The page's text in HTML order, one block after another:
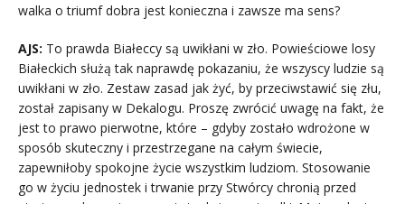
walka o triumf dobra jest konieczna i zawsze ma sens?
AJS: To prawda Białeccy są uwikłani w zło. Powieściowe losy
Białeckich służą tak naprawdę pokazaniu, że wszyscy ludzie są
uwikłani w zło. Zestaw zasad jak żyć, by przeciwstawić się złu,
został zapisany w Dekalogu. Proszę zwrócić uwagę na fakt, że
jest to prawo pierwotne, które – gdyby zostało wdrożone w
sposób skuteczny i przestrzegane na całym świecie,
zapewniłoby spokojne życie wszystkim ludziom. Stosowanie
go w życiu jednostek i trwanie przy Stwórcy chronią przed